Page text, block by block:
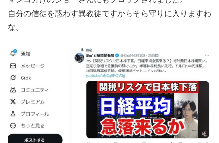
自分の信徒を惑わす異教徒ですからそら守りに入りますわ
な。